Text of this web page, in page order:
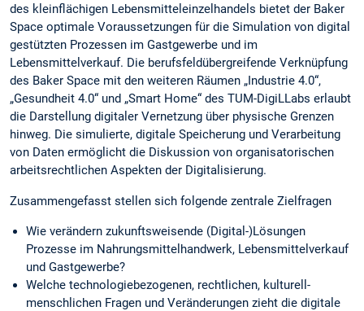
des kleinflächigen Lebensmitteleinzelhandels bietet der Baker
Space optimale Voraussetzungen für die Simulation von digital
gestützten Prozessen im Gastgewerbe und im
Lebensmittelverkauf. Die berufsfeldübergreifende Verknüpfung
des Baker Space mit den weiteren Räumen „Industrie 4.0“,
„Gesundheit 4.0“ und „Smart Home“ des TUM-DigiLLabs erlaubt
die Darstellung digitaler Vernetzung über physische Grenzen
hinweg. Die simulierte, digitale Speicherung und Verarbeitung
von Daten ermöglicht die Diskussion von organisatorischen
arbeitsrechtlichen Aspekten der Digitalisierung.
Zusammengefasst stellen sich folgende zentrale Zielfragen
Wie verändern zukunftsweisende (Digital-)Lösungen
Prozesse im Nahrungsmittelhandwerk, Lebensmittelverkauf
und Gastgewerbe?
Welche technologiebezogenen, rechtlichen, kulturell-
menschlichen Fragen und Veränderungen zieht die digitale